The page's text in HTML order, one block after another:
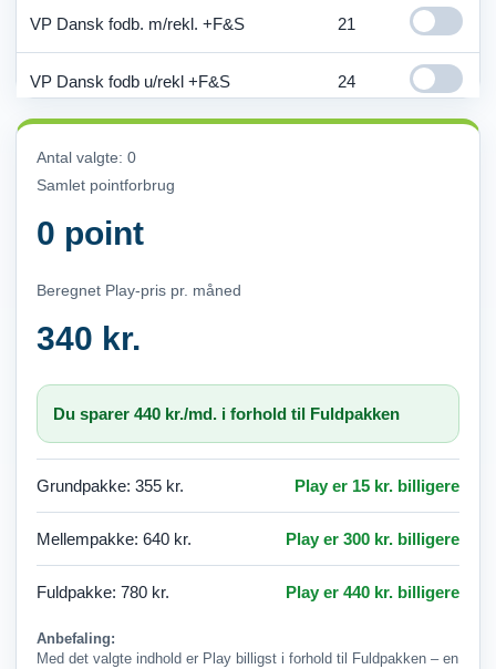
VP Dansk fodb. m/rekl. +F&S 21
VP Dansk fodb u/rekl +F&S 24
Viaplay Premium u/rekl
Disney+ Std. m. reklamer
HBOmax Basis m/rekl. 7
HBOmax Basis m/rekl.+sport 11
HBOmax Std. u/sport 10
HBOmax Std. m/sport 14
HBOmax Premium 14
Antal valgte: 0
Samlet pointforbrug
0 point
Beregnet Play-pris pr. måned
340 kr.
Du sparer 440 kr./md. i forhold til Fuldpakken
Grundpakke: 355 kr. Play er 15 kr. billigere
Mellempakke: 640 kr. Play er 300 kr. billigere
Fuldpakke: 780 kr. Play er 440 kr. billigere
Anbefaling:
Med det valgte indhold er Play billigst i forhold til Fuldpakken – en